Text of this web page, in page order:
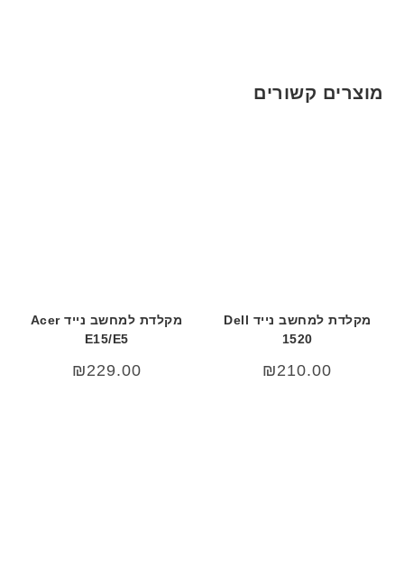
מוצרים קשורים
מקלדת למחשב נייד Dell
1520
₪210.00
מקלדת למחשב נייד Acer
E15/E5
₪229.00